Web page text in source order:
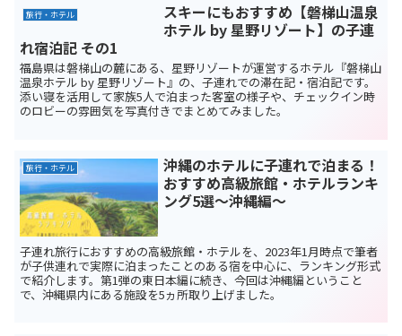
旅行・ホテル
スキーにもおすすめ【磐梯山温泉
ホテル by 星野リゾート】の子連
れ宿泊記 その1
福島県は磐梯山の麓にある、星野リゾートが運営するホテル『磐梯山
温泉ホテル by 星野リゾート』の、子連れでの滞在記・宿泊記です。
添い寝を活用して家族5人で泊まった客室の様子や、チェックイン時
のロビーの雰囲気を写真付きでまとめてみました。
旅行・ホテル
沖縄のホテルに子連れで泊まる！
おすすめ高級旅館・ホテルランキ
ング5選～沖縄編～
子連れ旅行におすすめの高級旅館・ホテルを、2023年1月時点で筆者
が子供連れで実際に泊まったことのある宿を中心に、ランキング形式
で紹介します。第1弾の東日本編に続き、今回は沖縄編ということ
で、沖縄県内にある施設を5ヵ所取り上げました。